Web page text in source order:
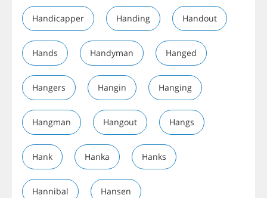
Handicapper Handing Handout
Hands Handyman Hanged
Hangers Hangin Hanging
Hangman Hangout Hangs
Hank Hanka Hanks
Hannibal Hansen